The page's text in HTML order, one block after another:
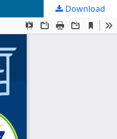
Download